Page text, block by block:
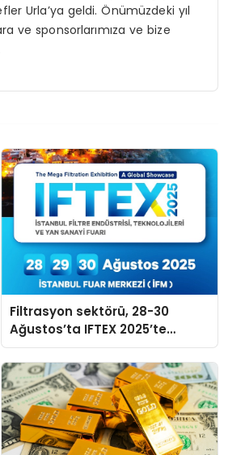
Urla’ya geldi. Önümüzdeki yıl
ve sponsorlarımıza ve bize
Filtrasyon sektörü, 28-30
Ağustos’ta IFTEX 2025’te
buluşacak